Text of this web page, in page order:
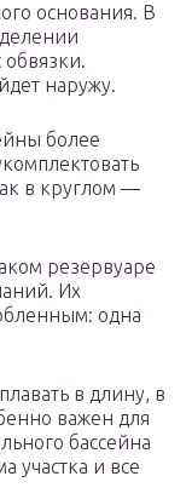
основания. В
наружу.
более
в круглом —
резервуаре
Их
одна
в длину, в
важен для
бассейна
участка и все